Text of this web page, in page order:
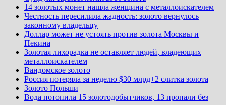
14 золотых монет нашла женщина с металлоискателем
Честность пересилила жадность: золото вернулось
законному владельцу
Доллар может не устоять против золота Москвы и
Пекина
Золотая лихорадка не оставляет людей, владеющих
металлоискателем
Вандомское золото
Россия потеряла за неделю $30 млрд+2 слитка золота
Золото Польши
Вода потопила 15 золотодобытчиков, 13 пропали без